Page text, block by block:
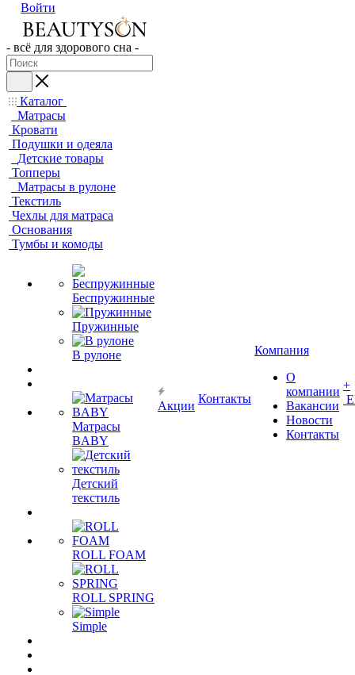
Войти
- всё для здорового сна -
Каталог
Матрасы
Кровати
Подушки и одеяла
Детские товары
Топперы
Матрасы в рулоне
Текстиль
Чехлы для матраса
Основания
Тумбы и комоды
Беспружинные
Пружинные
В рулоне
Матрасы
BABY
Детский
текстиль
ROLL FOAM
ROLL SPRING
Simple
Акции
Контакты
Компания
О
компании
Вакансии
Новости
Контакты
+